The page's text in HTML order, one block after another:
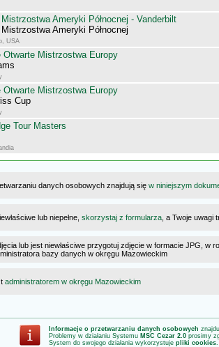
Ameryki Północnej - Vanderbilt
Ameryki Północnej
USA
Otwarte Mistrzostwa Europy
Otwarte Mistrzostwa Europy
Cup
Tour Masters
danych osobowych znajdują się w niniejszym
lub niepełne, skorzystaj z formularza , a Twoje
lub jest niewłaściwe przygotuj zdjęcie w formacie JPG, w
bazy danych w okręgu Mazowieckim
administratorem w okręgu Mazowieckim
Informacje o przetwarzaniu danych osobowych
Problemy w działaniu Systemu MSC Cezar 2.0 prosimy
System do swojego działania wykorzystuje pliki cookies.